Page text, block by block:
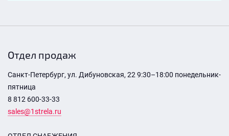
Отдел продаж
Санкт-Петербург, ул. Дибуновская, 22 9:30–18:00 понедельник-
пятница
8 812 600-33-33
sales@1strela.ru